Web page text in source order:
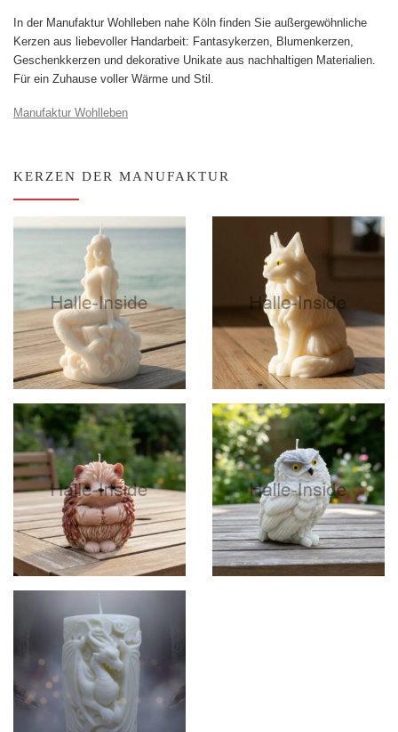
In der Manufaktur Wohlleben nahe Köln finden Sie außergewöhnliche
Kerzen aus liebevoller Handarbeit: Fantasykerzen, Blumenkerzen,
Geschenkkerzen und dekorative Unikate aus nachhaltigen Materialien.
Für ein Zuhause voller Wärme und Stil.
Manufaktur Wohlleben
KERZEN DER MANUFAKTUR